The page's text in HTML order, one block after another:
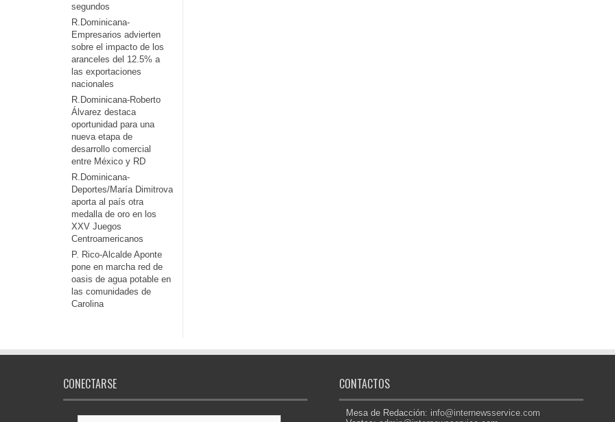
segundos
R.Dominicana-
Empresarios advierten
sobre el impacto de los
aranceles del 12.5% a
las exportaciones
nacionales
R.Dominicana-Roberto
Álvarez destaca
oportunidad para una
nueva etapa de
desarrollo comercial
entre México y RD
R.Dominicana-
Deportes/María Dimitrova
aporta al país otra
medalla de oro en los
XXV Juegos
Centroamericanos
P. Rico-Alcalde Aponte
pone en marcha red de
oasis de agua potable en
las comunidades de
Carolina
CONECTARSE CONTACTOS
Mesa de Redacción: info@internewsservice.com